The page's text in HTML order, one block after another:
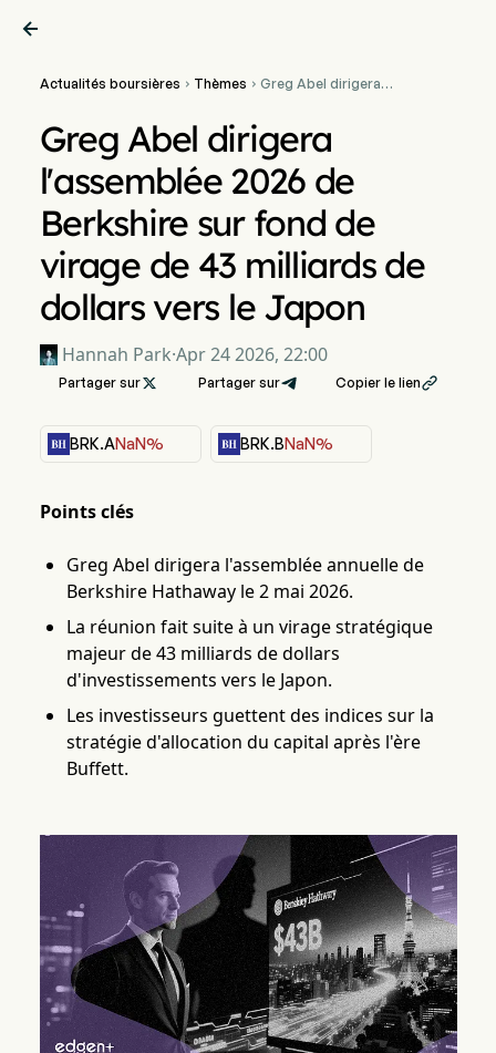

Actualités boursières  Thèmes  Greg Abel dirigera
virage de 43 milliards de
dollars vers le Japon
Greg Abel dirigera
l'assemblée 2026 de
Berkshire sur fond de
virage de 43 milliards de
dollars vers le Japon
Hannah Park·Apr 24 2026, 22:00
Partager sur Partager sur Copier le lien
BRK.ANaN% BRK.BNaN%
Points clés
Greg Abel dirigera l'assemblée annuelle de
Berkshire Hathaway le 2 mai 2026.
La réunion fait suite à un virage stratégique
majeur de 43 milliards de dollars
d'investissements vers le Japon.
Les investisseurs guettent des indices sur la
stratégie d'allocation du capital après l'ère
Buffett.